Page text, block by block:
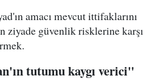
amacı mevcut ittifaklarını
ziyade güvenlik risklerine karşı
tutumu kaygı verici"